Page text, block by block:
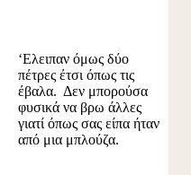
‘Ελειπαν όμως δύο
πέτρες έτσι όπως τις
έβαλα. Δεν μπορούσα
φυσικά να βρω άλλες
γιατί όπως σας είπα ήταν
από μια μπλούζα.